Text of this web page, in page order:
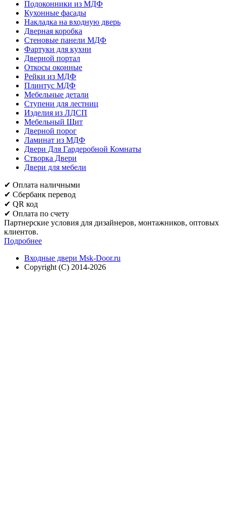
Подоконники из МДФ
Кухонные фасады
Накладка на входную дверь
Дверная коробка
Стеновые панели МДФ
Фартуки для кухни
Дверной портал
Откосы оконные
Рейки из МДФ
Плинтус МДФ
Мебельные детали
Ступени для лестниц
Изделия из ЛДСП
Мебельный Щит
Дверной порог
Ламинат из МДФ
Двери Для Гардеробной Комнаты
Створка Двери
Двери для мебели
✔ Оплата наличными
✔ Cбербанк перевод
✔ QR код
✔ Оплата по счету
Партнерские условия для дизайнеров, монтажников, оптовых
клиентов.
Подробнее
Входные двери Msk-Door.ru
Copyright (C) 2014-2026